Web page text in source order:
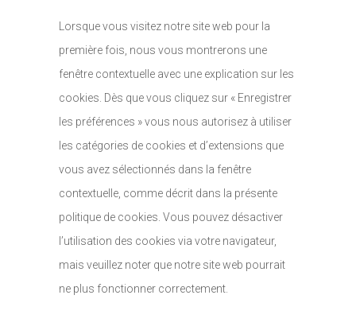
Lorsque vous visitez notre site web pour la
première fois, nous vous montrerons une
fenêtre contextuelle avec une explication sur les
cookies. Dès que vous cliquez sur « Enregistrer
les préférences » vous nous autorisez à utiliser
les catégories de cookies et d’extensions que
vous avez sélectionnés dans la fenêtre
contextuelle, comme décrit dans la présente
politique de cookies. Vous pouvez désactiver
l’utilisation des cookies via votre navigateur,
mais veuillez noter que notre site web pourrait
ne plus fonctionner correctement.